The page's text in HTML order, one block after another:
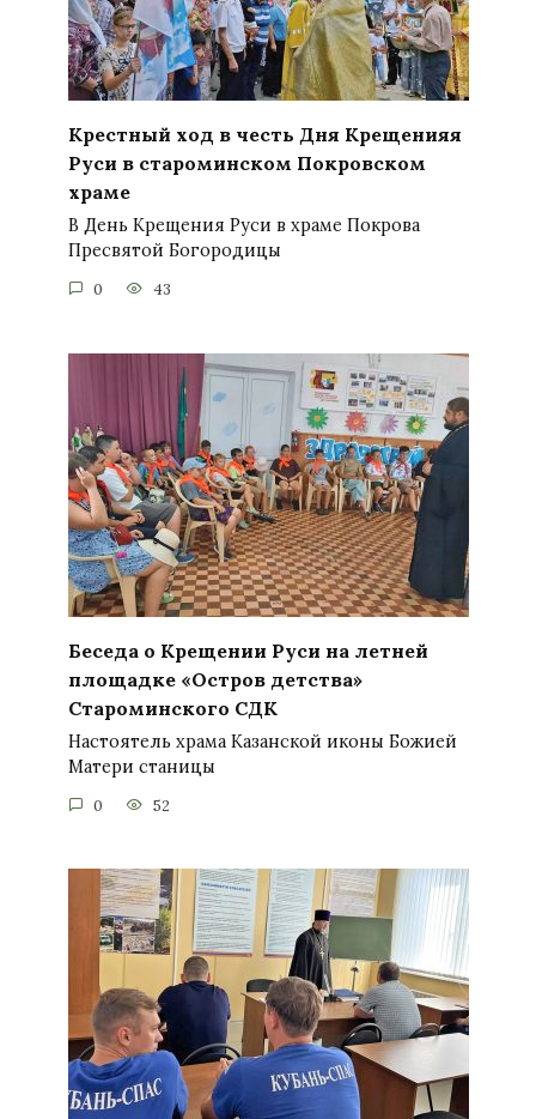
Крестный ход в честь Дня Крещенияя
Руси в староминском Покровском
храме
В День Крещения Руси в храме Покрова
Пресвятой Богородицы
0 43
Беседа о Крещении Руси на летней
площадке «Остров детства»
Староминского СДК
Настоятель храма Казанской иконы Божией
Матери станицы
0 52